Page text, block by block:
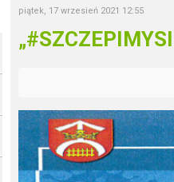
piątek, 17 wrzesień 2021 12:55